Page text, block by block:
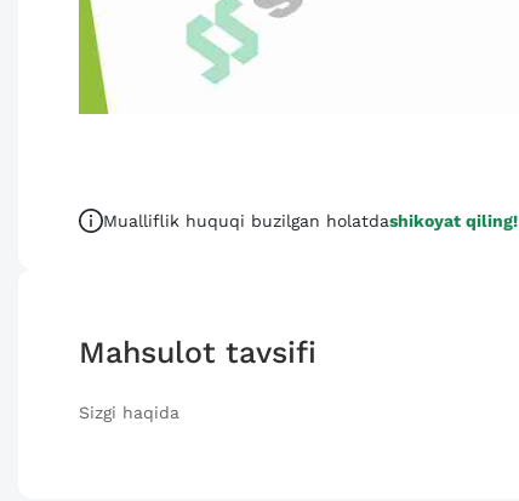
Mualliflik huquqi buzilgan holatdashikoyat qiling!
Mahsulot tavsifi
Sizgi haqida